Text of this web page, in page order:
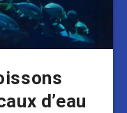
d’eau